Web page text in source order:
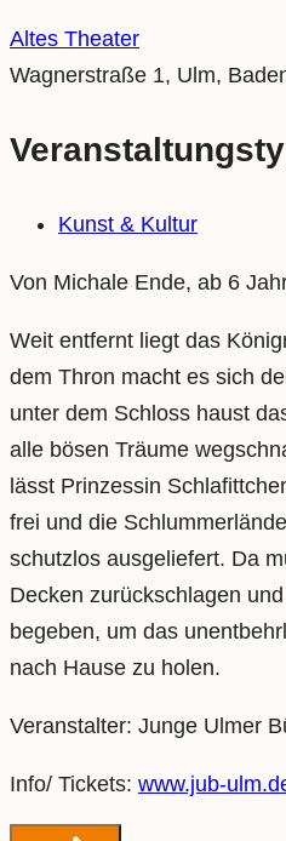
Altes Theater
Wagnerstraße 1, Ulm,
Kunst & Kultur
Von Michale Ende, ab 6
Weit entfernt liegt das
dem Thron macht es sich
unter dem Schloss haust
alle bösen Träume
lässt Prinzessin
frei und die
schutzlos ausgeliefert. Da
Decken zurückschlagen
begeben, um das
nach Hause zu holen.
Veranstalter: Junge Ulmer
Info/ Tickets: www.jub-